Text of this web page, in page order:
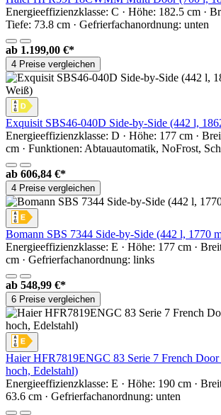
Energieeffizienzklasse: C · Höhe: 182.5 cm ·
Tiefe: 73.8 cm · Gefrierfachanordnung: unten
ab 1.199,00 €*
4 Preise vergleichen
Exquisit SBS46-040D Side-by-Side (442 l,
Energieeffizienzklasse: D · Höhe: 177 cm ·
cm · Funktionen: Abtauautomatik, NoFrost,
ab 606,84 €*
4 Preise vergleichen
Bomann SBS 7344 Side-by-Side (442 l, 1770
Energieeffizienzklasse: E · Höhe: 177 cm ·
cm · Gefrierfachanordnung: links
ab 548,99 €*
6 Preise vergleichen
Haier HFR7819ENGC 83 Serie 7 French
hoch, Edelstahl)
Energieeffizienzklasse: E · Höhe: 190 cm ·
63.6 cm · Gefrierfachanordnung: unten